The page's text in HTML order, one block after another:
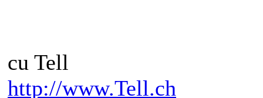
cu Tell
http://www.Tell.ch